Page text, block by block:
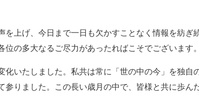
上げ、今日まで一日も欠かすことなく情報を紡ぎ
の多大なるご尽力があったればこそでございます。
いたしました。私共は常に「世の中の今」を独自
りました。この長い歳月の中で、皆様と共に歩ん